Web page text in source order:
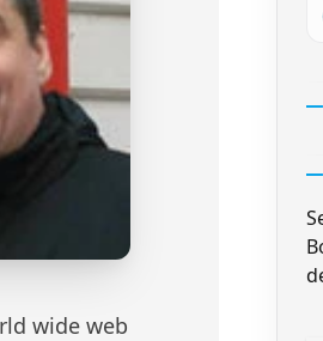
wide web